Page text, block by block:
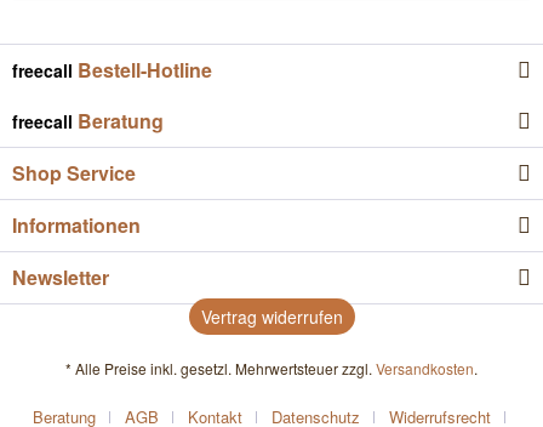
freecall Bestell-Hotline
freecall Beratung
Shop Service
Informationen
Newsletter
Vertrag widerrufen
* Alle Preise inkl. gesetzl. Mehrwertsteuer zzgl.Versandkosten.
Beratung AGB Kontakt Datenschutz Widerrufsrecht